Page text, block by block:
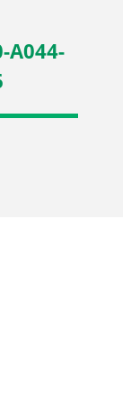
A044-